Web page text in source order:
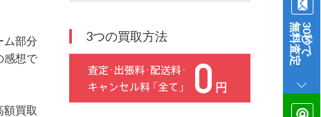
30秒で
無料査定
ム部分
感想で
額買取
3つの買取方法